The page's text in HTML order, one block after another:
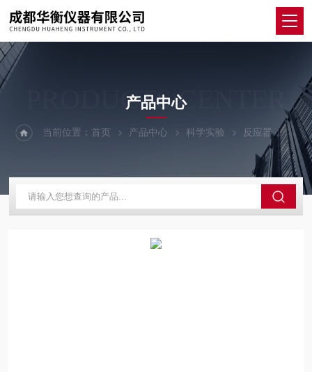
PRODUCTS CENTER
产品中心
当前位置：首页 产品中心 科学实验 反应器 LR-